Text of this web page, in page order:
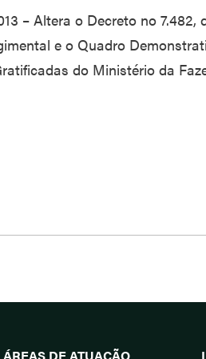
– Altera o Decreto no 7.482,
e o Quadro
do Ministério da